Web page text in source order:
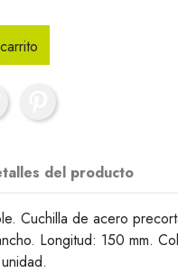
del producto
Cuchilla de acero
Longitud: 150 mm.